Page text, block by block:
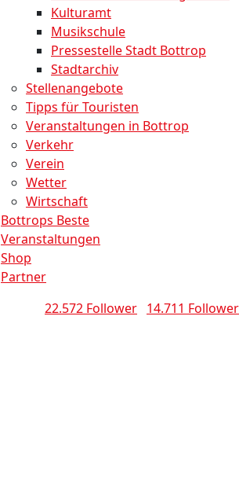
Kulturamt
Musikschule
Pressestelle Stadt Bottrop
Stadtarchiv
Stellenangebote
Tipps für Touristen
Veranstaltungen in Bottrop
Verkehr
Verein
Wetter
Wirtschaft
Bottrops Beste
Veranstaltungen
Shop
Partner
22.572 Follower 14.711 Follower